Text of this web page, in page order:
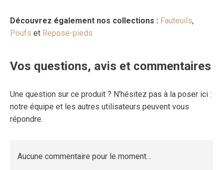
Découvrez également nos collections : Fauteuils,
Poufs et Repose-pieds
Vos questions, avis et commentaires
Une question sur ce produit ? N'hésitez pas à la poser ici :
notre équipe et les autres utilisateurs peuvent vous
répondre.
Aucune commentaire pour le moment…